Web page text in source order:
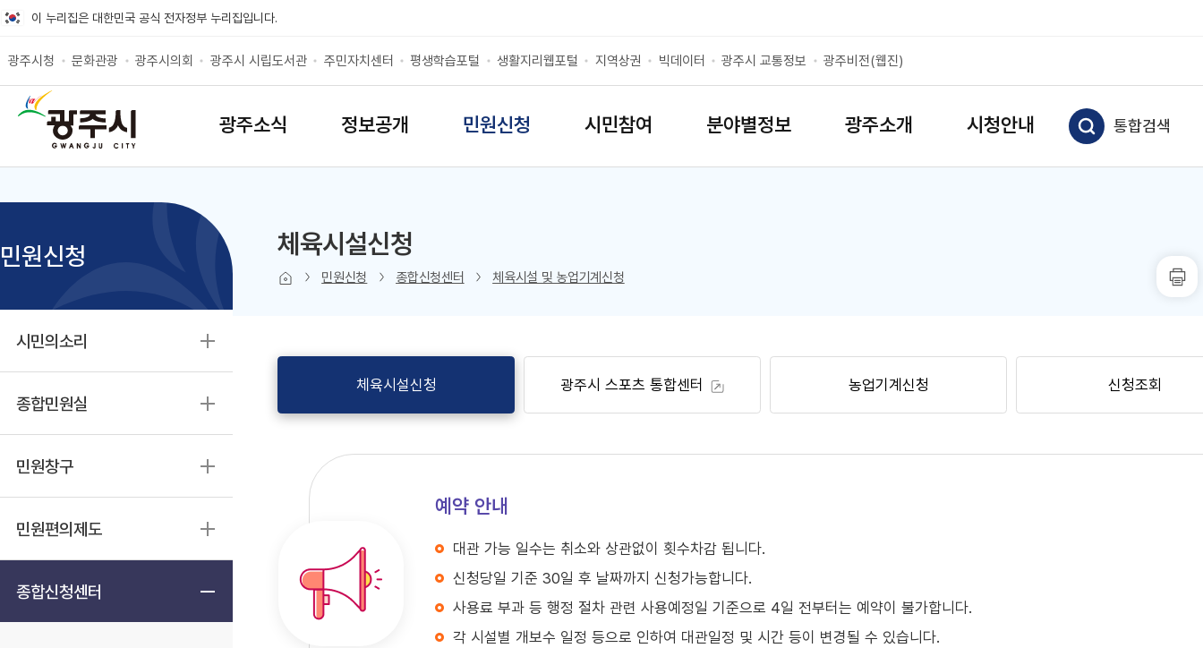
이 누리집은 대한민국 공식 전자정부 누리집입니다.
광주시청 문화관광 광주시의회 광주시 시립도서관 주민자치센터 평생학습포털 생활지리웹포털 지역상권 빅데이터 광주시 교통정보 광주비전(웹진)
광주소식 정보공개 민원신청 시민참여 분야별정보 광주소개 시청안내 통합검색
SITEMAP
민원신청
시민의소리
종합민원실
민원창구
민원편의제도
종합신청센터
체육시설신청
민원신청 종합신청센터 체육시설 및 농업기계신청
본문 인쇄sns 공유 리스트 열기
체육시설신청 광주시 스포츠 통합센터 농업기계신청 신청조회
예약 안내
대관 가능 일수는 취소와 상관없이 횟수차감 됩니다.
신청당일 기준 30일 후 날짜까지 신청가능합니다.
사용료 부과 등 행정 절차 관련 사용예정일 기준으로 4일 전부터는 예약이 불가합니다.
각 시설별 개보수 일정 등으로 인하여 대관일정 및 시간 등이 변경될 수 있습니다.